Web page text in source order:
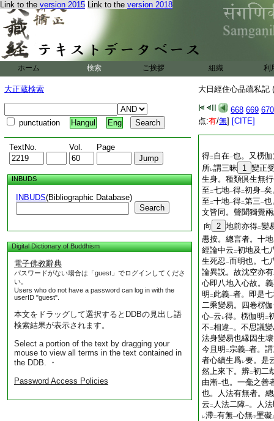
Link to the version 2015 Link to the version 2018
ホーム 検索 ご挨拶 組織 利
大正蔵検索
punctuation Hangul Eng
TextNo. Vol. Page
INBUDS
INBUDS(Bibliographic Database)
Search
Digital Dictionary of Buddhism
電子佛教辭典
パスワードがない場合は「guest」でログインしてくださ
い。
Users who do not have a password can log in with the
userID "guest".
本文をドラッグして選択するとDDBの見出し語
検索結果が表示されます。
Select a portion of the text by dragging your
mouse to view all terms in the text contained in
the DDB. ・
Password Access Policies
大日經住心品疏私記
668 669 670
点:有/無] [CITE]
得二 自在一也。又楞
所レ謂三昧 1 變正
生身。種類倶生無
至 二七地一得二初身一矣
至 二十地一得二第三一也
文皆同。聲聞獨覺
向
2 地前亦得二變
愚按。總言者。十
經論中云 二初地及七
生死忍一而明也。七
論異説。故沈空亦有
心即八地入心故。
明 二 此義一者。即是
二乘變易。四卷楞
心一云 レ得。楞伽明 二
不 二相違一。不思議
法身變易也縁因生
今且明 二宗義一者。
者心續生爲レ要。是
然上來下。辨二初二
由漸一也。一毫之善
也。人法有無者。
云 二 人法二障一。人
レ滯二有無一心無中罣礙